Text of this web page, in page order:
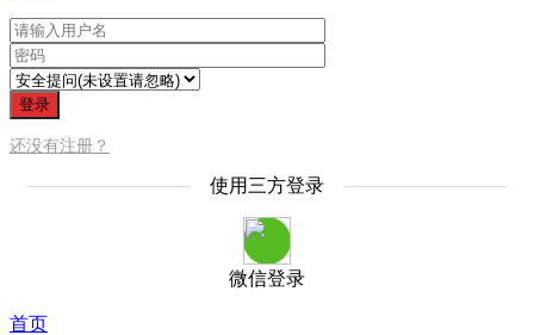
登录
还没有注册？
使用三方登录
微信登录
首页